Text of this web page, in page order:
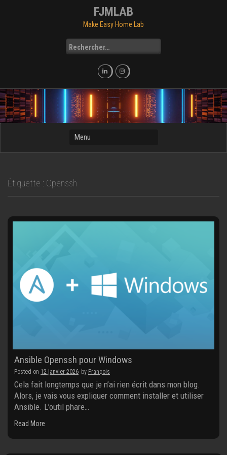
FJMLAB
Make Easy Home Lab
Rechercher :
Étiquette : Openssh
Ansible Openssh pour Windows
Posted on 12 janvier 2026 by François
Cela fait longtemps que je n’ai rien écrit dans mon blog.
Alors, je vais vous expliquer comment installer et utiliser
Ansible. L’outil phare…
Read More